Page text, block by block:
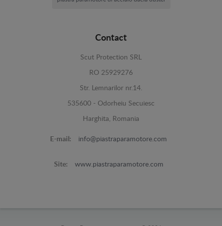
Contact
Scut Protection SRL
RO 25929276
Str. Lemnarilor nr.14.
535600 - Odorheiu Secuiesc
Harghita, Romania
E-mail: info@piastraparamotore.com
Site: www.piastraparamotore.com